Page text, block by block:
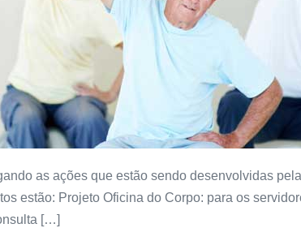
as ações que estão sendo desenvolvidas
estão: Projeto Oficina do Corpo: para os
[…]